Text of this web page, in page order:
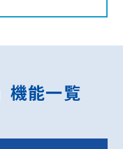
機能一覧